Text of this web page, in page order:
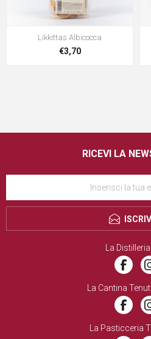
Likkittas Albicocca
€3,70
RICEVI LA
La
La Cantina
La Pasticceria